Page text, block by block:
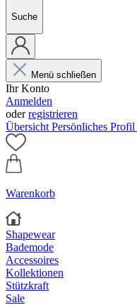
Suche
Menü schließen
Ihr Konto
Anmelden
oderregistrieren
Übersicht Persönliches Profil
Warenkorb
Shapewear
Bademode
Accessoires
Kollektionen
Stützkraft
Sale